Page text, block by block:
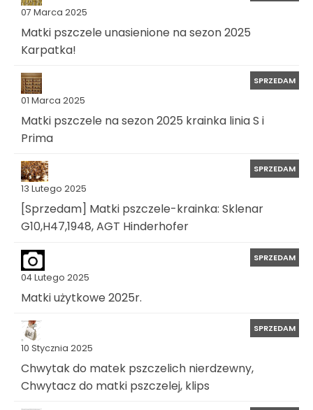
07 Marca 2025
Matki pszczele unasienione na sezon 2025
Karpatka!
01 Marca 2025
SPRZEDAM
Matki pszczele na sezon 2025 krainka linia S i
Prima
13 Lutego 2025
SPRZEDAM
[Sprzedam] Matki pszczele-krainka: Sklenar
G10,H47,1948, AGT Hinderhofer
04 Lutego 2025
SPRZEDAM
Matki użytkowe 2025r.
10 Stycznia 2025
SPRZEDAM
Chwytak do matek pszczelich nierdzewny,
Chwytacz do matki pszczelej, klips